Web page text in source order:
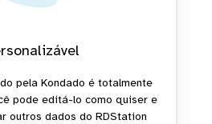
pela Kondado é totalmente
pode editá-lo como quiser e
outros dados do RDStation